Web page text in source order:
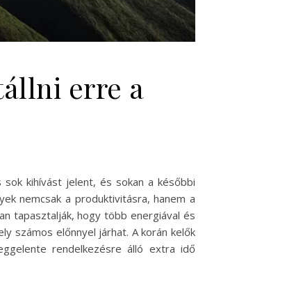
erre a
kihívást jelent, és sokan a későbbi
nemcsak a produktivitásra, hanem a
tapasztalják, hogy több energiával és
számos előnnyel járhat. A korán kelők
rendelkezésre álló extra idő